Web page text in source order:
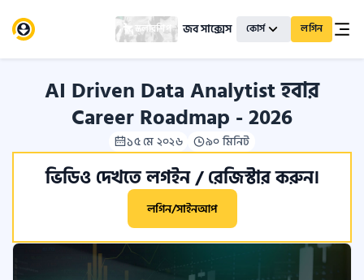
স্কলারশিপ জব সাক্সেস কোর্স লগিন
AI Driven Data Analytist হবার
Career Roadmap - 2026
১৫ মে ২০২৬ ৯০ মিনিট
ভিডিও দেখতে লগইন / রেজিস্টার করুন।
লগিন/সাইনআপ